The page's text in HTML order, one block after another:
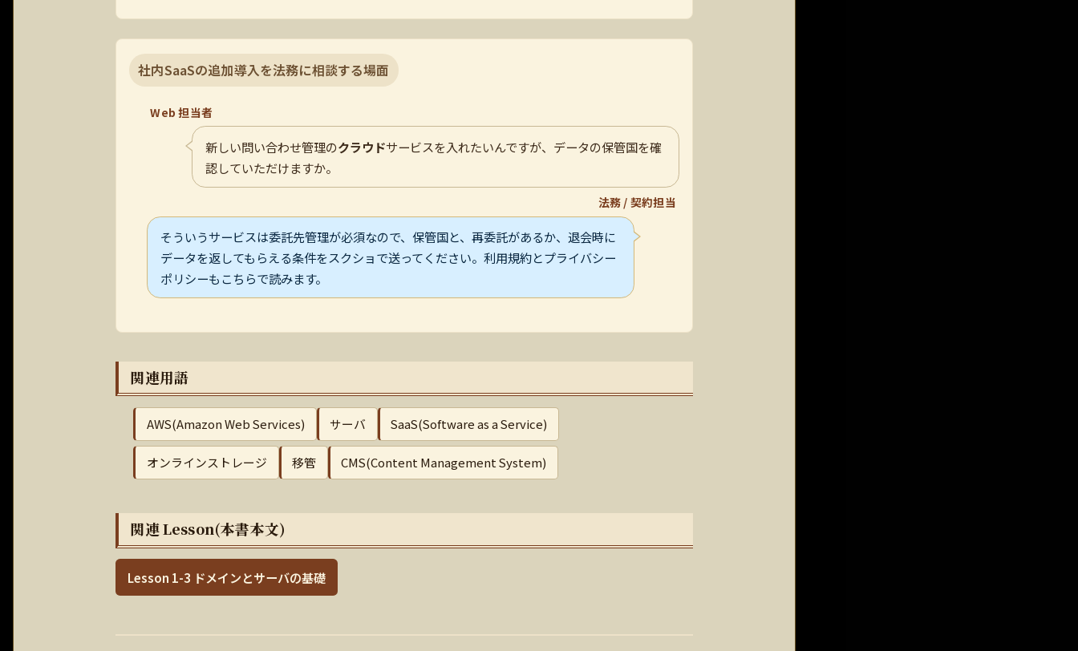
社内SaaSの追加導入を法務に相談する場面
Web 担当者
新しい問い合わせ管理のクラウドサービスを入れたいんですが、データの保管国を確
認していただけますか。
法務 / 契約担当
そういうサービスは委託先管理が必須なので、保管国と、再委託があるか、退会時に
データを返してもらえる条件をスクショで送ってください。利用規約とプライバシー
ポリシーもこちらで読みます。
関連用語
AWS(Amazon Web Services) サーバ SaaS(Software as a Service)
オンラインストレージ 移管 CMS(Content Management System)
関連 Lesson(本書本文)
Lesson 1-3 ドメインとサーバの基礎